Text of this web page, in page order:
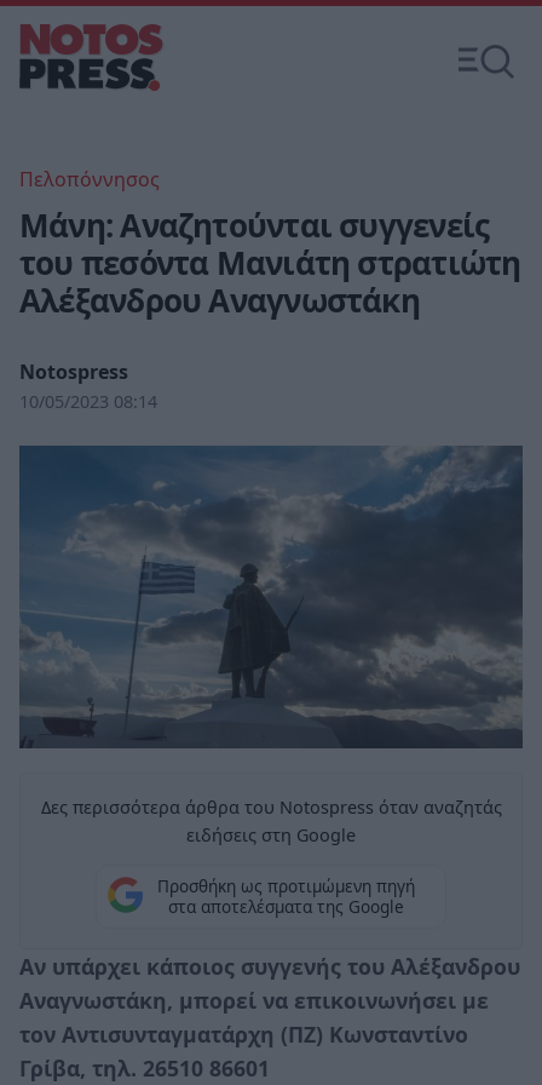
Πελοπόννησος
Μάνη: Αναζητούνται συγγενείς
του πεσόντα Μανιάτη στρατιώτη
Αλέξανδρου Αναγνωστάκη
Notospress
10/05/2023 08:14
Δες περισσότερα άρθρα του Notospress όταν αναζητάς
ειδήσεις στη Google
Προσθήκη ως προτιμώμενη πηγή
στα αποτελέσματα της Google
Αν υπάρχει κάποιος συγγενής του Αλέξανδρου
Αναγνωστάκη, μπορεί να επικοινωνήσει με
τον Αντισυνταγματάρχη (ΠΖ) Κωνσταντίνο
Γρίβα, τηλ. 26510 86601